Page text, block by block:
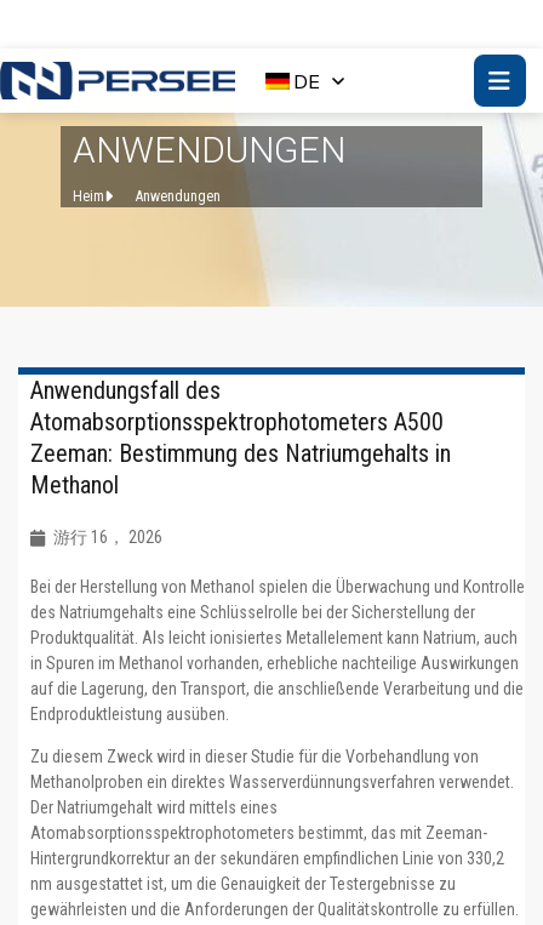
DE
ANWENDUNGEN
Heim Anwendungen
Anwendungsfall des
Atomabsorptionsspektrophotometers A500
Zeeman: Bestimmung des Natriumgehalts in
Methanol
游行 16， 2026
Bei der Herstellung von Methanol spielen die Überwachung und Kontrolle
des Natriumgehalts eine Schlüsselrolle bei der Sicherstellung der
Produktqualität. Als leicht ionisiertes Metallelement kann Natrium, auch
in Spuren im Methanol vorhanden, erhebliche nachteilige Auswirkungen
auf die Lagerung, den Transport, die anschließende Verarbeitung und die
Endproduktleistung ausüben.
Zu diesem Zweck wird in dieser Studie für die Vorbehandlung von
Methanolproben ein direktes Wasserverdünnungsverfahren verwendet.
Der Natriumgehalt wird mittels eines
Atomabsorptionsspektrophotometers bestimmt, das mit Zeeman-
Hintergrundkorrektur an der sekundären empfindlichen Linie von 330,2
nm ausgestattet ist, um die Genauigkeit der Testergebnisse zu
gewährleisten und die Anforderungen der Qualitätskontrolle zu erfüllen.